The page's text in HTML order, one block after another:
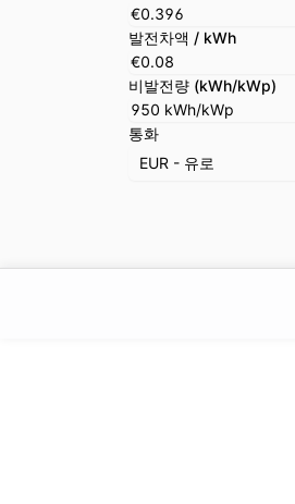
발전차액 / kWh
비발전량 (kWh/kWp)
통화
EUR - 유로